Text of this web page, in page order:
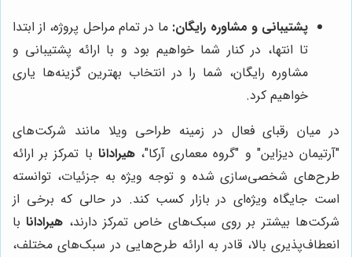
پشتیبانی و مشاوره رایگان: ما در تمام مراحل پروژه، از ابتدا
تا انتها، در کنار شما خواهیم بود و با ارائه پشتیبانی و
مشاوره رایگان، شما را در انتخاب بهترین گزینه‌ها یاری
خواهیم کرد.
در میان رقبای فعال در زمینه طراحی ویلا مانند شرکت‌های
"آرتیمان دیزاین" و "گروه معماری آرکا"،هیرادانا با تمرکز بر ارائه
طرح‌های شخصی‌سازی شده و توجه ویژه به جزئیات، توانسته
است جایگاه ویژه‌ای در بازار کسب کند. در حالی که برخی از
شرکت‌ها بیشتر بر روی سبک‌های خاص تمرکز دارند، هیرادانابا
انعطاف‌پذیری بالا، قادر به ارائه طرح‌هایی در سبک‌های مختلف،